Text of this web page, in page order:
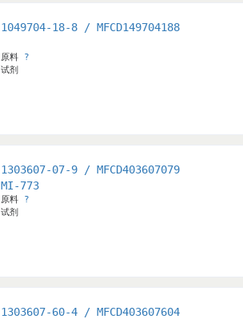
1049704-18-8 / MFCD149704188
原料 ?
试剂
1303607-07-9 / MFCD403607079
MI-773
原料 ?
试剂
1303607-60-4 / MFCD403607604